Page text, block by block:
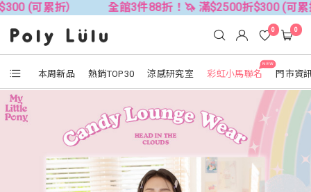
） 全館3件88折！🦄 滿$2500折$300 (可累折）
本周新品 熱銷TOP30 涼感研究室
NEW
彩虹小馬聯名 門市資
0 0